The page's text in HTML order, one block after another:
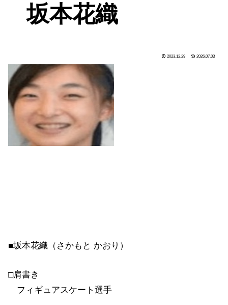
坂本花織
2023.12.29 2026.07.03
■坂本花織（さかもと かおり）
□肩書き
フィギュアスケート選手